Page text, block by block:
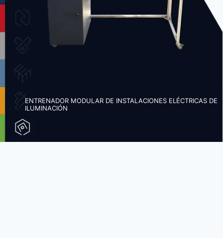
ENTRENADOR MODULAR DE INSTALACIONES ELÉCTRICAS DE
ILUMINACIÓN